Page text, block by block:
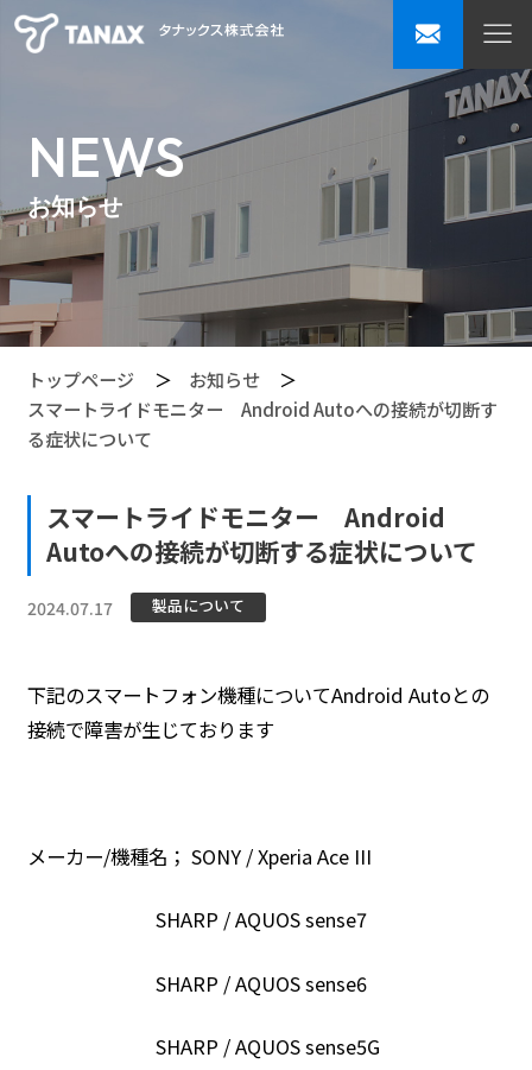
NEWS
お知らせ
トップページ
お知らせ
スマートライドモニター Android Autoへの接続が切断す
る症状について
スマートライドモニター Android
Autoへの接続が切断する症状について
2024.07.17 製品について
下記のスマートフォン機種についてAndroid Autoとの
接続で障害が生じております
メーカー/機種名； SONY / Xperia Ace III
SHARP / AQUOS sense7
SHARP / AQUOS sense6
SHARP / AQUOS sense5G